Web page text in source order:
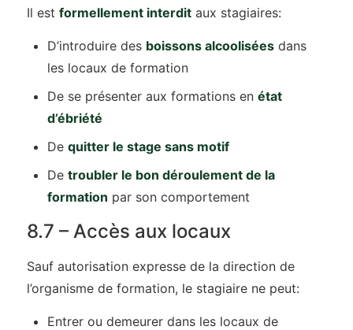
Il est formellement interdit aux stagiaires:
D’introduire des boissons alcoolisées dans
les locaux de formation
De se présenter aux formations en état
d’ébriété
De quitter le stage sans motif
De troubler le bon déroulement de la
formation par son comportement
8.7 – Accès aux locaux
Sauf autorisation expresse de la direction de
l’organisme de formation, le stagiaire ne peut:
Entrer ou demeurer dans les locaux de